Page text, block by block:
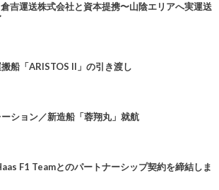
吉運送株式会社と資本提携〜山陰エリアへ実運送
船「ARISTOS II」の引き渡し
ション／新造船「蓉翔丸」就航
F1 Teamとのパートナーシップ契約を締結しま